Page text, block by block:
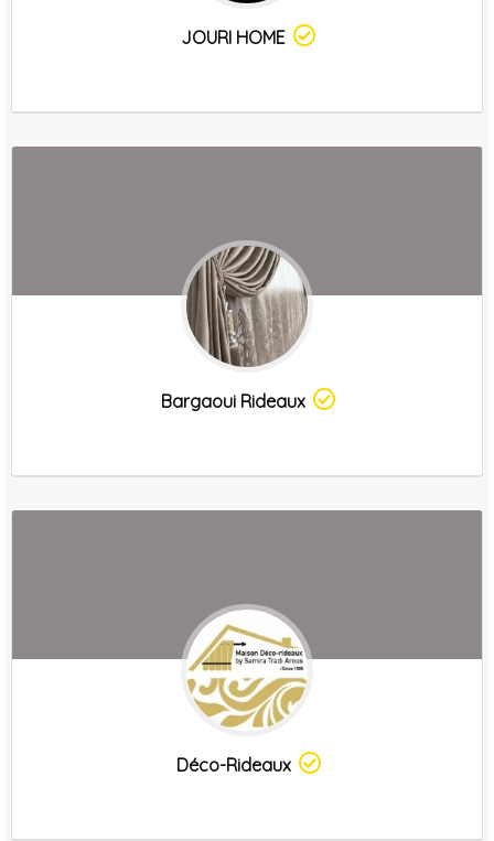
JOURI HOME
Bargaoui Rideaux
Déco-Rideaux